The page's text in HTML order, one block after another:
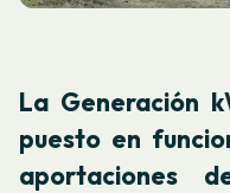
La Generación
puesto en
aportaciones